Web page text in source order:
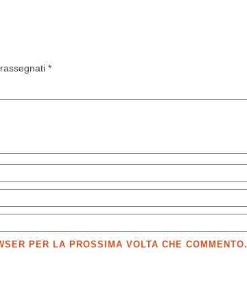
*
PER LA PROSSIMA VOLTA CHE COMMENTO.